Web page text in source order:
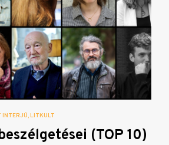
INTERJÚ LITKULT
(TOP 10)